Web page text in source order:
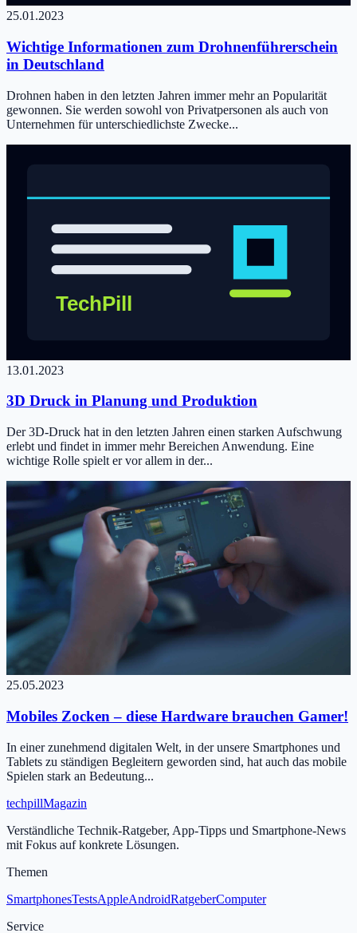
25.01.2023
Wichtige Informationen zum Drohnenführerschein
in Deutschland
Drohnen haben in den letzten Jahren immer mehr an Popularität
gewonnen. Sie werden sowohl von Privatpersonen als auch von
Unternehmen für unterschiedlichste Zwecke...
13.01.2023
3D Druck in Planung und Produktion
Der 3D-Druck hat in den letzten Jahren einen starken Aufschwung
erlebt und findet in immer mehr Bereichen Anwendung. Eine
wichtige Rolle spielt er vor allem in der...
25.05.2023
Mobiles Zocken – diese Hardware brauchen Gamer!
In einer zunehmend digitalen Welt, in der unsere Smartphones und
Tablets zu ständigen Begleitern geworden sind, hat auch das mobile
Spielen stark an Bedeutung...
techpillMagazin
Verständliche Technik-Ratgeber, App-Tipps und Smartphone-News
mit Fokus auf konkrete Lösungen.
Themen
SmartphonesTestsAppleAndroidRatgeberComputer
Service